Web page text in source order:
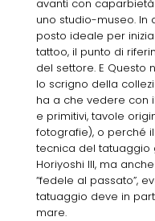
avanti con
uno studio-museo. In
posto ideale per
tattoo, il punto di
del settore. E Questo
lo scrigno della
ha a che vedere con
e primitivi, tavole
fotografie), o perché
tecnica del
Horiyoshi III, ma
“fedele al passato”,
tatuaggio deve in
mare.